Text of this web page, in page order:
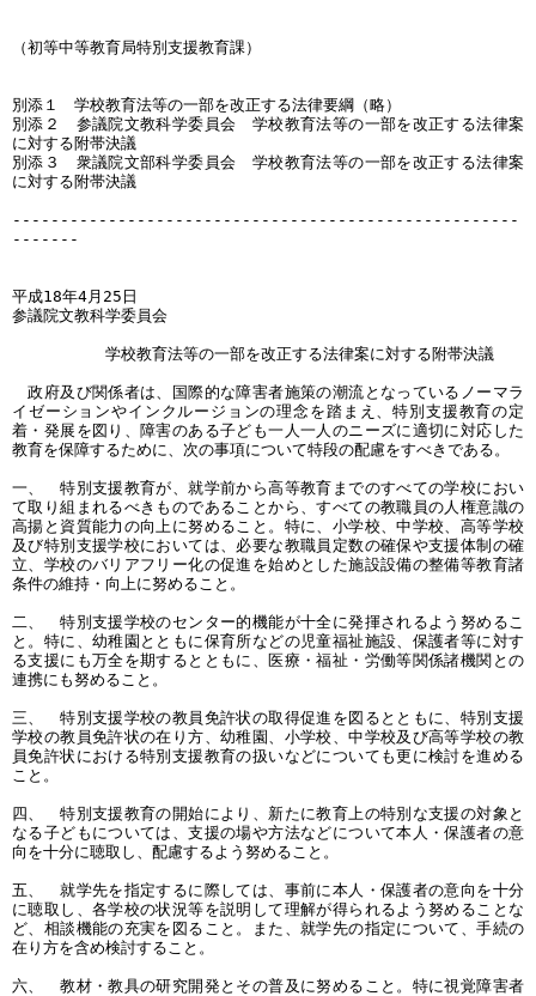
（初等中等教育局特別支援教育課）
別添１ 学校教育法等の一部を改正する法律要綱（略）
別添２ 参議院文教科学委員会 学校教育法等の一部を改正する法律案
に対する附帯決議
別添３ 衆議院文部科学委員会 学校教育法等の一部を改正する法律案
に対する附帯決議
-----------------------------------------------------
-------
平成18年4月25日
参議院文教科学委員会
学校教育法等の一部を改正する法律案に対する附帯決議
政府及び関係者は、国際的な障害者施策の潮流となっているノーマラ
イゼーションやインクルージョンの理念を踏まえ、特別支援教育の定
着・発展を図り、障害のある子ども一人一人のニーズに適切に対応した
教育を保障するために、次の事項について特段の配慮をすべきである。
一、 特別支援教育が、就学前から高等教育までのすべての学校におい
て取り組まれるべきものであることから、すべての教職員の人権意識の
高揚と資質能力の向上に努めること。特に、小学校、中学校、高等学校
及び特別支援学校においては、必要な教職員定数の確保や支援体制の確
立、学校のバリアフリー化の促進を始めとした施設設備の整備等教育諸
条件の維持・向上に努めること。
二、 特別支援学校のセンター的機能が十全に発揮されるよう努めるこ
と。特に、幼稚園とともに保育所などの児童福祉施設、保護者等に対す
る支援にも万全を期するとともに、医療・福祉・労働等関係諸機関との
連携にも努めること。
三、 特別支援学校の教員免許状の取得促進を図るとともに、特別支援
学校の教員免許状の在り方、幼稚園、小学校、中学校及び高等学校の教
員免許状における特別支援教育の扱いなどについても更に検討を進める
こと。
四、 特別支援教育の開始により、新たに教育上の特別な支援の対象と
なる子どもについては、支援の場や方法などについて本人・保護者の意
向を十分に聴取し、配慮するよう努めること。
五、 就学先を指定するに際しては、事前に本人・保護者の意向を十分
に聴取し、各学校の状況等を説明して理解が得られるよう努めることな
ど、相談機能の充実を図ること。また、就学先の指定について、手続の
在り方を含め検討すること。
六、 教材・教具の研究開発とその普及に努めること。特に視覚障害者